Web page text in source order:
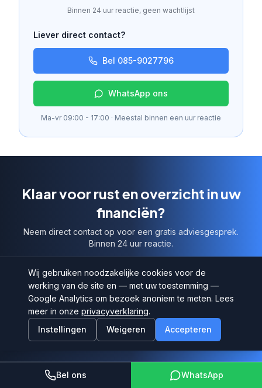
Binnen 24 uur reactie, geen wachtlijst
Liever direct contact?
Bel 085-9027796
WhatsApp ons
Ma-vr 09:00 - 17:00 · Meestal binnen een uur reactie
Klaar voor rust en overzicht in uw
financiën?
Neem direct contact op voor een gratis adviesgesprek.
Binnen 24 uur reactie.
Gratis adviesgesprek
Bel direct: 085-9027796
WhatsApp
Bel ons WhatsApp
Wij gebruiken noodzakelijke cookies voor de
werking van de site en — met uw toestemming —
Google Analytics om bezoek anoniem te meten. Lees
meer in onze privacyverklaring.
Instellingen
Weigeren Accepteren